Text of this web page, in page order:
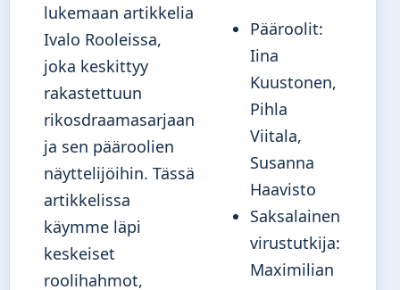
lukemaan artikkelia
Ivalo Rooleissa,
joka keskittyy
rakastettuun
rikosdraamasarjaan
ja sen pääroolien
näyttelijöihin. Tässä
artikkelissa
käymme läpi
keskeiset
roolihahmot,
Pääroolit:
Iina
Kuustonen,
Pihla
Viitala,
Susanna
Haavisto
Saksalainen
virustutkija:
Maximilian